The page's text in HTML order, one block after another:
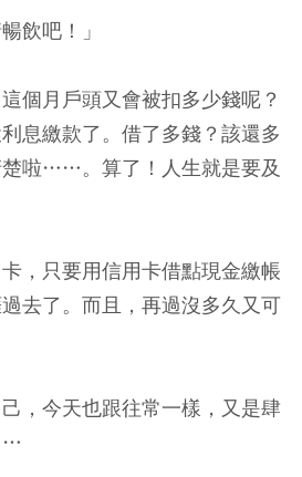
飲吧！」
個月戶頭又會被扣多少錢呢？
息繳款了。借了多錢？該還多
楚啦……。算了！人生就是要及
卡，只要用信用卡借點現金繳帳
去了。而且，再過沒多久又可
，今天也跟往常一樣，又是肆